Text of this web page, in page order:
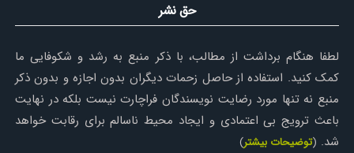
حق نشر
لطفا هنگام برداشت از مطالب، با ذکر منبع به رشد و شکوفایی ما
کمک کنید. استفاده از حاصل زحمات دیگران بدون اجازه و بدون ذکر
منبع نه تنها مورد رضایت نویسندگان فراچارت نیست بلکه در نهایت
باعث ترویج بی اعتمادی و ایجاد محیط ناسالم برای رقابت خواهد
شد. (توضیحات بیشتر)